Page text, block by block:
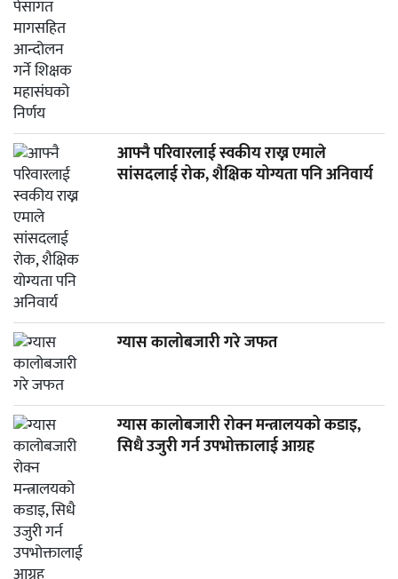
आफ्नै परिवारलाई स्वकीय राख्न एमाले
सांसदलाई रोक, शैक्षिक योग्यता पनि अनिवार्य
ग्यास कालोबजारी गरे जफत
ग्यास कालोबजारी रोक्न मन्त्रालयको कडाइ,
सिधै उजुरी गर्न उपभोक्तालाई आग्रह